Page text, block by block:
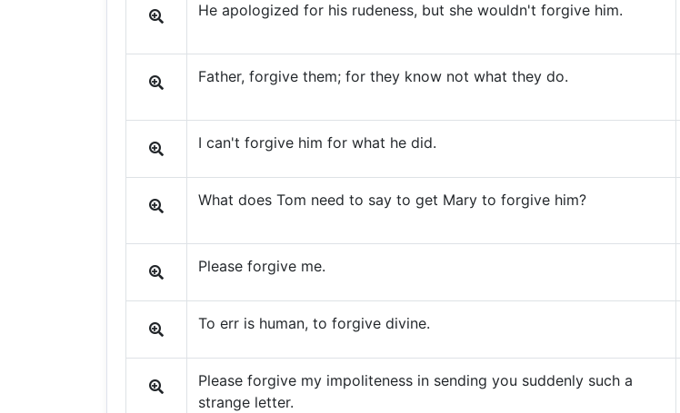
He apologized for his rudeness, but she wouldn't forgive him.
Father, forgive them; for they know not what they do.
I can't forgive him for what he did.
What does Tom need to say to get Mary to forgive him?
Please forgive me.
To err is human, to forgive divine.
Please forgive my impoliteness in sending you suddenly such a
strange letter.